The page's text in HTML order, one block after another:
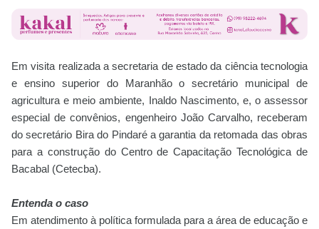
Em visita realizada a secretaria de estado da ciência tecnologia
e ensino superior do Maranhão o secretário municipal de
agricultura e meio ambiente, Inaldo Nascimento, e, o assessor
especial de convênios, engenheiro João Carvalho, receberam
do secretário Bira do Pindaré a garantia da retomada das obras
para a construção do Centro de Capacitação Tecnológica de
Bacabal (Cetecba).
Entenda o caso
Em atendimento à política formulada para a área de educação e